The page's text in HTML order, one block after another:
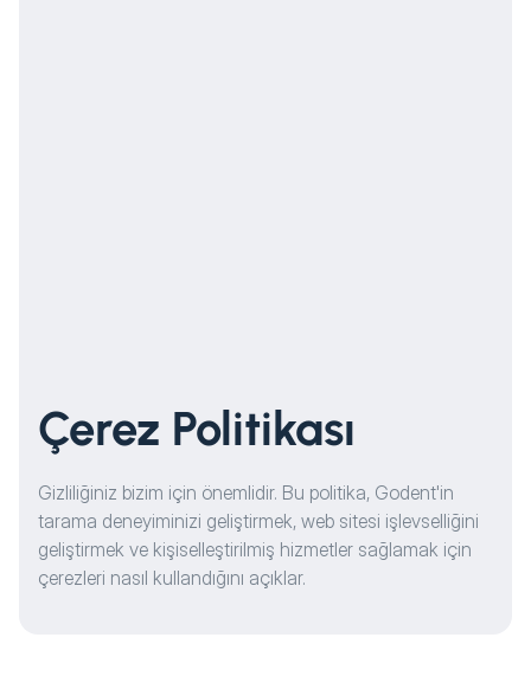
Çerez Politikası
Gizliliğiniz bizim için önemlidir. Bu politika, Godent'in
tarama deneyiminizi geliştirmek, web sitesi işlevselliğini
geliştirmek ve kişiselleştirilmiş hizmetler sağlamak için
çerezleri nasıl kullandığını açıklar.